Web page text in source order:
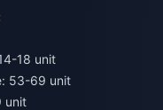
18 unit
53-69 unit
unit